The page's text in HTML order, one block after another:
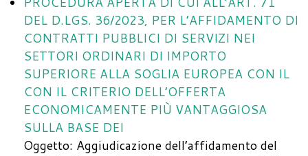
DEL D.LGS. 36/2023, PER L’AFFIDAMENTO DI
CONTRATTI PUBBLICI DI SERVIZI NEI
SETTORI ORDINARI DI IMPORTO
SUPERIORE ALLA SOGLIA EUROPEA CON IL
CON IL CRITERIO DELL’OFFERTA
ECONOMICAMENTE PIÙ VANTAGGIOSA
SULLA BASE DEI
Oggetto: Aggiudicazione dell’affidamento del